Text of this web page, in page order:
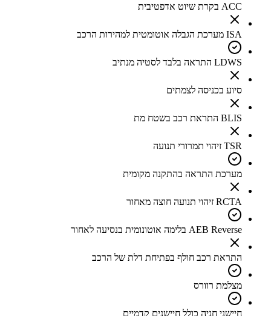
ACC בקרת שיוט אדפטיבית
ISA מערכת הגבלה אוטומטית למהירות הרכב
LDWS התראה בלבד לסטיה מנתיב
סיוע בכניסה לצמתים
BLIS התראת רכב בשטח מת
TSR זיהוי תמרורי תנועה
מערכת התראה בהתקנה מקומית
RCTA זיהוי תנועה חוצה מאחור
AEB Reverse בלימה אוטונומית בנסיעה לאחור
התראת רכב חולף בפתיחת דלת של הרכב
מצלמת רוורס
חיישני חניה כולל חיישנים קדמיים